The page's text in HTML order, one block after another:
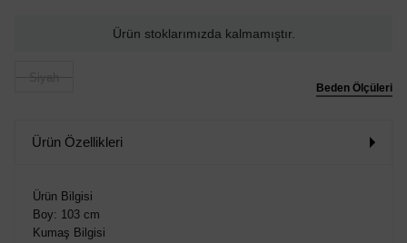
Ürün stoklarımızda kalmamıştır.
Beden Ölçüleri
Ürün Özellikleri
Ürün Bilgisi
Boy: 103 cm
Kumaş Bilgisi